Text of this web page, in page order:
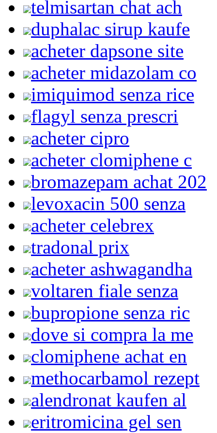
telmisartan chat ach
duphalac sirup kaufe
acheter dapsone site
acheter midazolam co
imiquimod senza rice
flagyl senza prescri
acheter cipro
acheter clomiphene c
bromazepam achat 202
levoxacin 500 senza
acheter celebrex
tradonal prix
acheter ashwagandha
voltaren fiale senza
bupropione senza ric
dove si compra la me
clomiphene achat en
methocarbamol rezept
alendronat kaufen al
eritromicina gel sen